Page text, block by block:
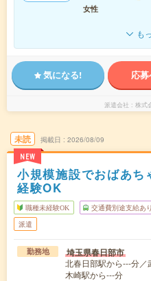
女性
も
気になる! 応
派遣会社 株式
未読
NEW
掲載日 2026/08/09
小規模施設でおばあち
経験OK
職種未経験OK 交通費別途支給あり
派遣
勤務地 埼玉県春日部市
北春日部駅から---分／
木崎駅から---分